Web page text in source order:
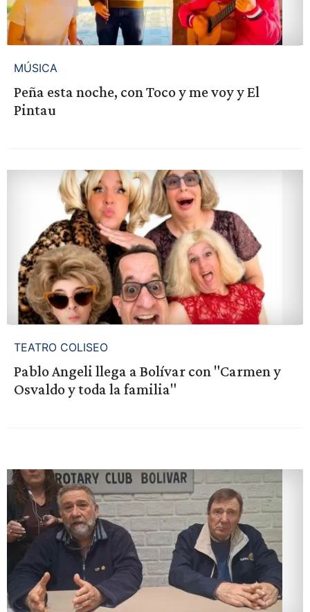
MÚSICA
Peña esta noche, con Toco y me voy y El
Pintau
TEATRO COLISEO
Pablo Angeli llega a Bolívar con "Carmen y
Osvaldo y toda la familia"